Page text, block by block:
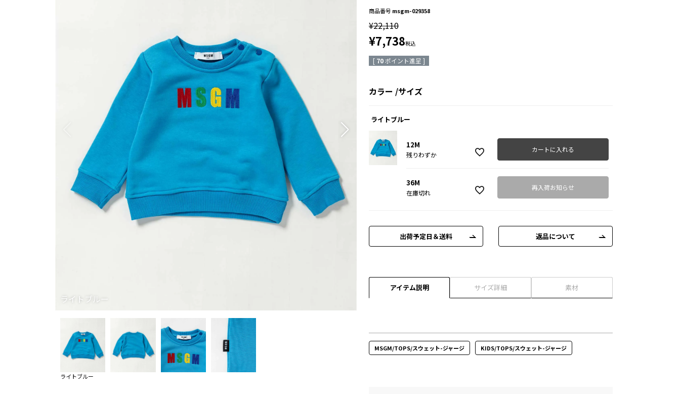
ライトブルー
ライトブルー
商品番号 msgm-029358
¥22,110
¥7,738税込
[ 70ポイント進呈 ]
カラー サイズ
ライトブルー
12M
残りわずか
カートに入れる
36M
在庫切れ
再入荷お知らせ
出荷予定日＆送料 返品について
アイテム説明 サイズ詳細 素材
MSGM/TOPS/スウェット-ジャージ KIDS/TOPS/スウェット-ジャージ